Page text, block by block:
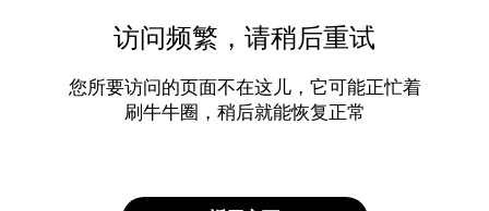
访问频繁，请稍后重试
您所要访问的页面不在这儿，它可能正忙着
刷牛牛圈，稍后就能恢复正常